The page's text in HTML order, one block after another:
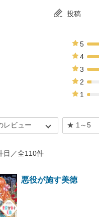
投稿
5
4
3
2
1
目／全110件
悪役が施す美徳